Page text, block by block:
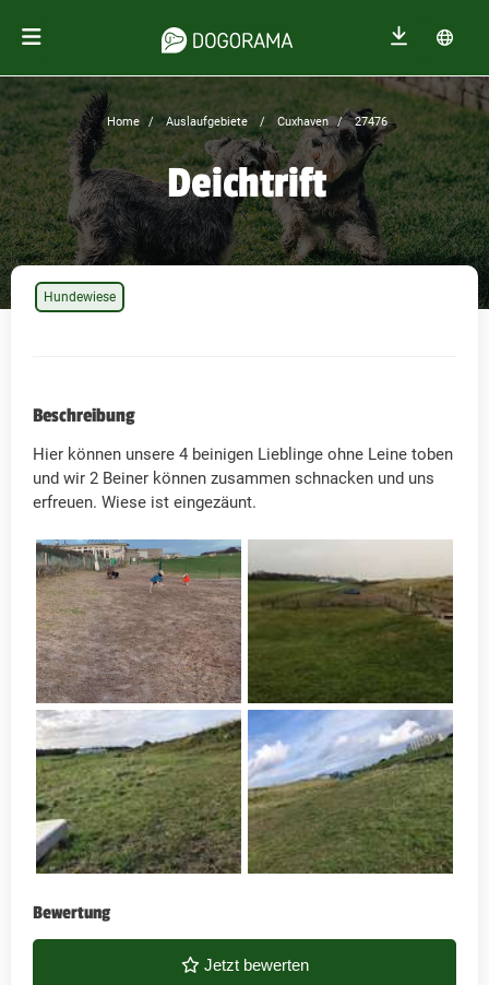
Home Auslaufgebiete Cuxhaven 27476
Deichtrift
Hundewiese
Beschreibung
Hier können unsere 4 beinigen Lieblinge ohne Leine toben
und wir 2 Beiner können zusammen schnacken und uns
erfreuen. Wiese ist eingezäunt.
Bewertung
Jetzt bewerten